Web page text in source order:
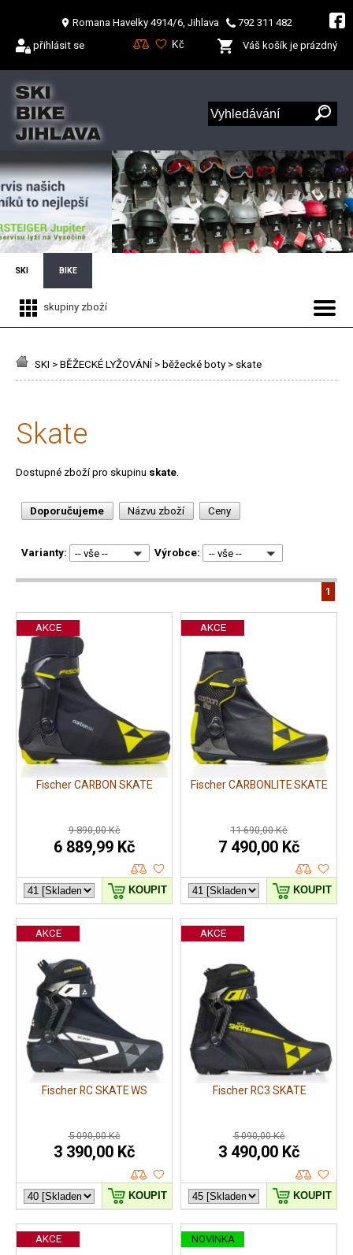
Romana Havelky 4914/6, Jihlava
792 311 482
přihlásit se
Váš košík je prázdný
SKI BIKE
skupiny zboží
SKI > BĚŽECKÉ LYŽOVÁNÍ > běžecké boty > skate
skate
Dostupné zboží pro skupinu skate.
Doporučujeme Názvu zboží Ceny
Varianty: -- vše -- Výrobce: -- vše --
1
AKCE
Fischer CARBON SKATE
9 890,00 Kč
6 889,99 Kč
KOUPIT
AKCE
Fischer CARBONLITE SKATE
11 690,00 Kč
7 490,00 Kč
KOUPIT
AKCE
Fischer RC SKATE WS
5 090,00 Kč
3 390,00 Kč
KOUPIT
AKCE
Fischer RC3 SKATE
5 090,00 Kč
3 490,00 Kč
KOUPIT
AKCE NOVINKA